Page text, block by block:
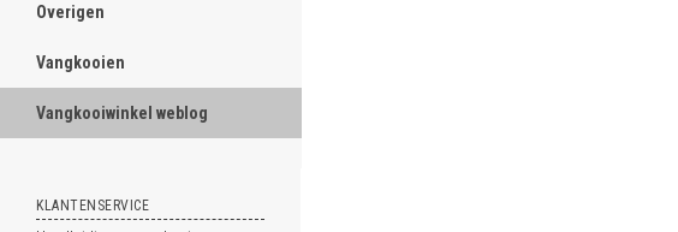
Overigen
Vangkooien
Vangkooiwinkel weblog
KLANTENSERVICE